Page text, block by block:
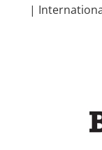
|